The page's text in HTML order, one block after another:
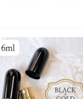
底部充填式 残量が分かる
詰替 容器 上品 高級 大人
ト ハンドメイド ギフト プ
絵 名画 油絵 絵画 画廊 ギ
芸術 美術 美術館 ポスト